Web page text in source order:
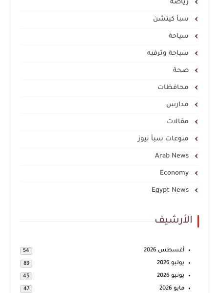
رياضة
سبأ كيتشن
سياحة
سياحة وترفيه
صحة
محافظات
مدارس
مقالات
منوعات سبأ نيوز
Arab News
Economy
Egypt News
الأرشيف
أغسطس 2026 54
يوليو 2026 89
يونيو 2026 45
مايو 2026 47